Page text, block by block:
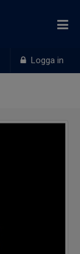
Logga in